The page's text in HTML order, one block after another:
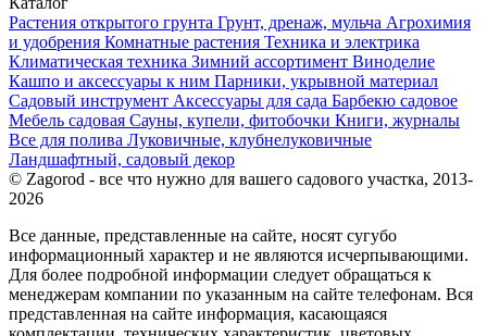
Растения открытого грунта Грунт, дренаж, мульча Агрохимия
и удобрения Комнатные растения Техника и электрика
Климатическая техника Зимний ассортимент Виноделие
Кашпо и аксессуары к ним Парники, укрывной материал
Садовый инструмент Аксессуары для сада Барбекю садовое
Мебель садовая Сауны, купели, фитобочки Книги, журналы
Все для полива Луковичные, клубнелуковичные
Ландшафтный, садовый декор
© Zagorod - все что нужно для вашего садового участка, 2013-
2026
Все данные, представленные на сайте, носят сугубо
информационный характер и не являются исчерпывающими.
Для более подробной информации следует обращаться к
менеджерам компании по указанным на сайте телефонам. Вся
представленная на сайте информация, касающаяся